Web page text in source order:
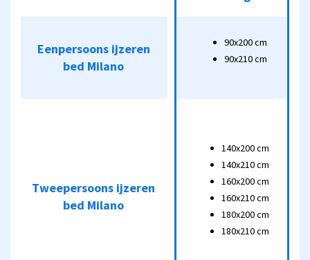
bed Milano
90x200 cm
90x210 cm
bed Milano
140x210 cm
160x200 cm
160x210 cm
180x200 cm
90x200 cm
90x210 cm
140x200 cm
140x210 cm
160x200 cm
160x210 cm
180x200 cm
180x210 cm
Eenpersoons ijzeren
bed Milano
Tweepersoons ijzeren
bed Milano